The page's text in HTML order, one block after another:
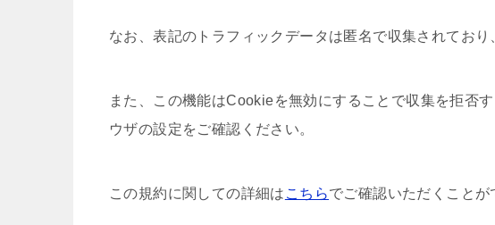
なお、表記のトラフィックデータは匿名で収集されており
また、この機能はCookieを無効にすることで収集を拒否
ウザの設定をご確認ください。
この規約に関しての詳細は こちらでご確認いただくことが